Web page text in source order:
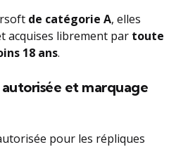
de catégorie A, elles
acquises librement par toute
18 ans.
autorisée et marquage
pour les répliques